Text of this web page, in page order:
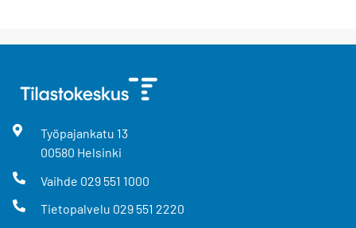
Työpajankatu 13
00580 Helsinki
Vaihde 029 551 1000
Tietopalvelu 029 551 2220